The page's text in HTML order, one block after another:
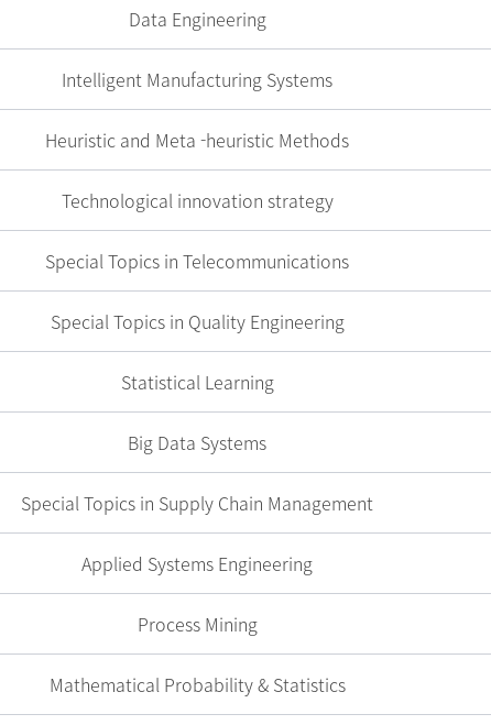
Data Engineering
Intelligent Manufacturing Systems
Heuristic and Meta -heuristic Methods
Technological innovation strategy
Special Topics in Telecommunications
Special Topics in Quality Engineering
Statistical Learning
Big Data Systems
Special Topics in Supply Chain Management
Applied Systems Engineering
Process Mining
Mathematical Probability & Statistics